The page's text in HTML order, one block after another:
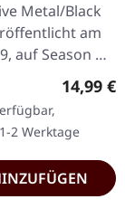
Metal/Black
am
auf Season Of
Vinyl im
„Els
von
14,99 €
2 Werktage